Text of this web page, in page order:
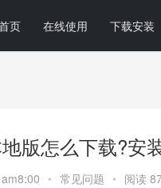
页 在线使用 下载安装
版怎么下载?安
• 常见问题 • 阅读